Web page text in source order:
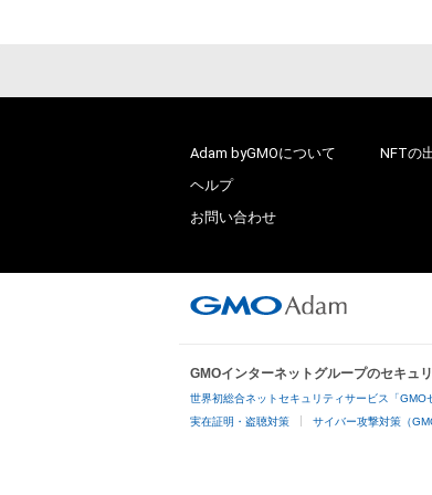
Adam byGMOについて
ヘルプ
お問い合わせ
NFTの
GMOインターネットグループのセキュ
世界初総合ネットセキュリティサービス「GMO
実在証明・盗聴対策 サイバー攻撃対策（